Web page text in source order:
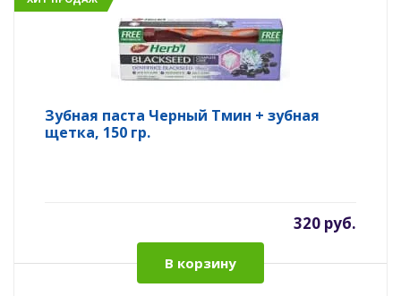
Зубная паста Черный Тмин + зубная
щетка, 150 гр.
320 руб.
В корзину